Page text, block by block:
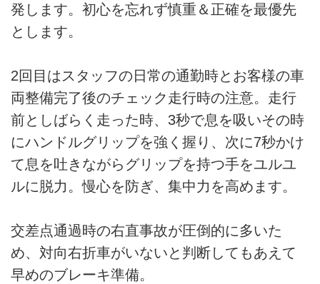
発します。初心を忘れず慎重＆正確を最優先
とします。
2回目はスタッフの日常の通勤時とお客様の車
両整備完了後のチェック走行時の注意。走行
前としばらく走った時、3秒で息を吸いその時
にハンドルグリップを強く握り、次に7秒かけ
て息を吐きながらグリップを持つ手をユルユ
ルに脱力。慢心を防ぎ、集中力を高めます。
交差点通過時の右直事故が圧倒的に多いた
め、対向右折車がいないと判断してもあえて
早めのブレーキ準備。